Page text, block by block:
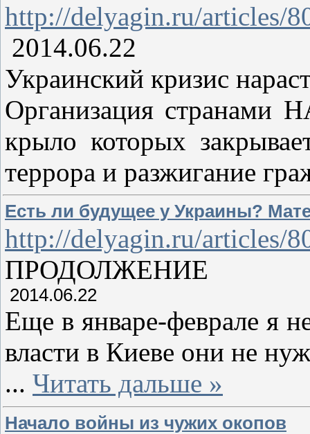
http://delyagin.ru/articles/
2014.06.22
Украинский кризис
Организация странами
крыло которых
террора и разжигание
Есть ли будущее у Украины?
http://delyagin.ru/articles/
ПРОДОЛЖЕНИЕ
2014.06.22
Еще в январе-феврале я
власти в Киеве они не
... Читать дальше »
Начало войны из чужих окопов